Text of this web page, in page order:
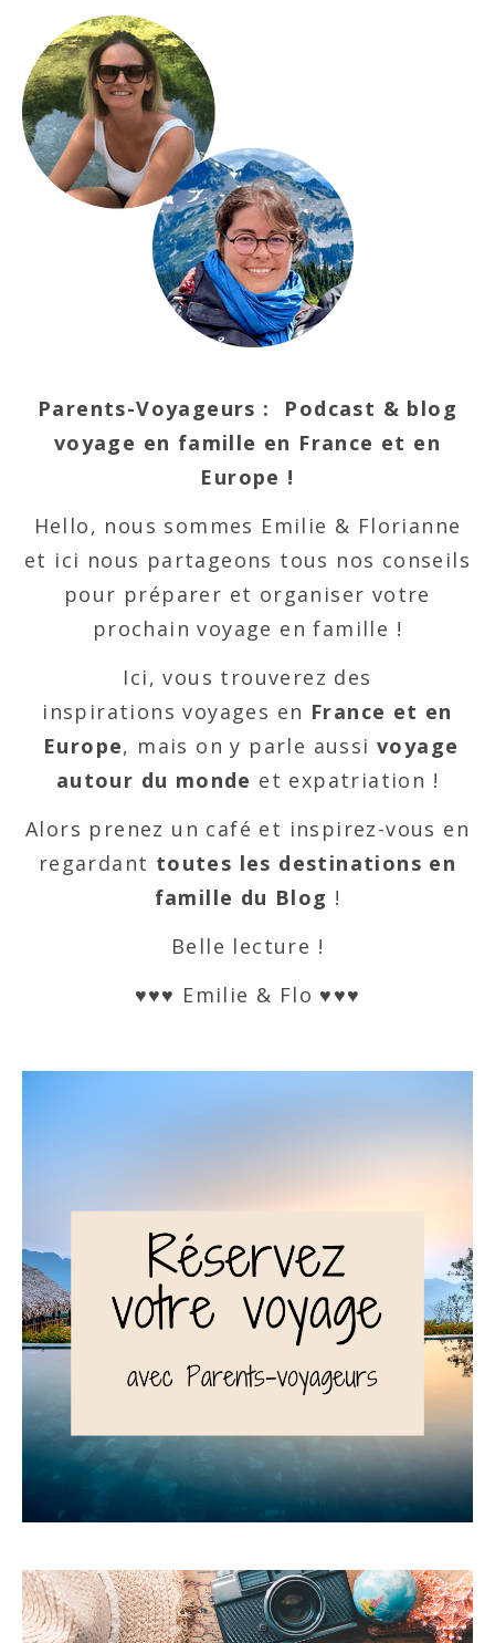
Parents-Voyageurs : Podcast & blog
voyage en famille en France et en
Europe !
Hello, nous sommes Emilie & Florianne
et ici nous partageons tous nos conseils
pour préparer et organiser votre
prochain voyage en famille !
Ici, vous trouverez des
inspirations voyages en France et en
Europe, mais on y parle aussi voyage
autour du monde et expatriation !
Alors prenez un café et inspirez-vous en
regardant toutes les destinations en
famille du Blog !
Belle lecture !
♥♥♥ Emilie & Flo ♥♥♥